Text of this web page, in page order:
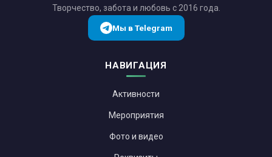
Творчество, забота и любовь с 2016 года.
Мы в Telegram
НАВИГАЦИЯ
Активности
Мероприятия
Фото и видео